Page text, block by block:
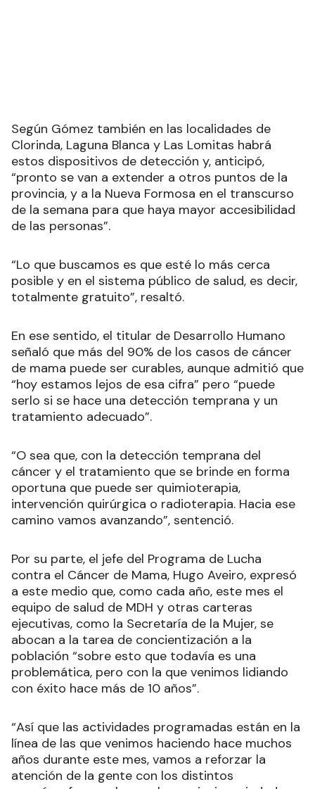
Según Gómez también en las localidades de
Clorinda, Laguna Blanca y Las Lomitas habrá
estos dispositivos de detección y, anticipó,
“pronto se van a extender a otros puntos de la
provincia, y a la Nueva Formosa en el transcurso
de la semana para que haya mayor accesibilidad
“Lo que buscamos es que esté lo más cerca
posible y en el sistema público de salud, es decir,
En ese sentido, el titular de Desarrollo Humano
señaló que más del 90% de los casos de cáncer
de mama puede ser curables, aunque admitió que
“hoy estamos lejos de esa cifra” pero “puede
serlo si se hace una detección temprana y un
“O sea que, con la detección temprana del
cáncer y el tratamiento que se brinde en forma
oportuna que puede ser quimioterapia,
intervención quirúrgica o radioterapia. Hacia ese
Por su parte, el jefe del Programa de Lucha
contra el Cáncer de Mama, Hugo Aveiro, expresó
a este medio que, como cada año, este mes el
equipo de salud de MDH y otras carteras
ejecutivas, como la Secretaría de la Mujer, se
abocan a la tarea de concientización a la
población “sobre esto que todavía es una
problemática, pero con la que venimos lidiando
“Así que las actividades programadas están en la
línea de las que venimos haciendo hace muchos
años durante este mes, vamos a reforzar la